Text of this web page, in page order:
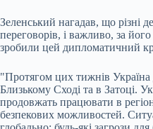
Зеленський нагадав, що різні
переговорів, і важливо, за
зробили цей дипломатичний
"Протягом цих тижнів Україна
Близькому Сході та в Затоці.
продовжать працювати в
безпекових можливостей.